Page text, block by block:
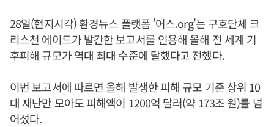
28일(현지시각) 환경뉴스 플랫폼 '어스.org'는 구호단체 크
리스천 에이드가 발간한 보고서를 인용해 올해 전 세계 기
후피해 규모가 역대 최대 수준에 달했다고 전했다.
이번 보고서에 따르면 올해 발생한 피해 규모 기준 상위 10
대 재난만 모아도 피해액이 1200억 달러(약 173조 원)를 넘
어섰다.